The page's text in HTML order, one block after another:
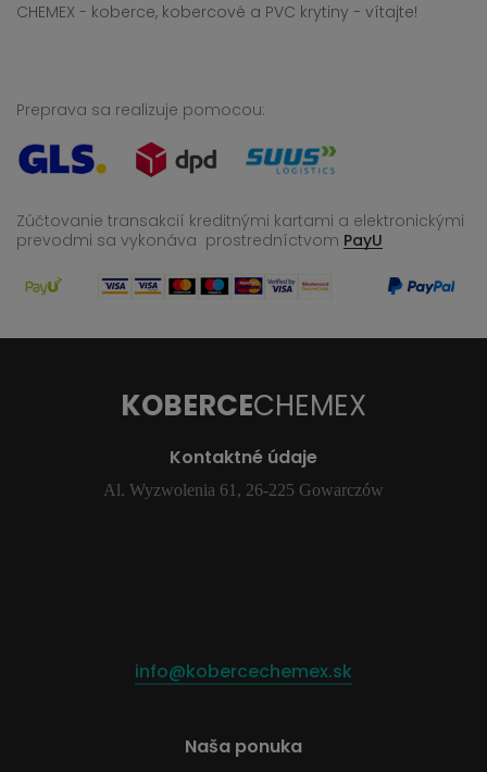
CHEMEX - koberce, kobercové a PVC krytiny - vítajte!
Preprava sa realizuje pomocou:
Zúčtovanie transakcií kreditnými kartami a elektronickými
prevodmi sa vykonáva prostredníctvom PayU
KOBERCECHEMEX
Kontaktné údaje
Al. Wyzwolenia 61, 26-225 Gowarczów
info@kobercechemex.sk
Naša ponuka